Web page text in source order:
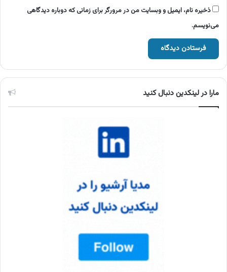
ذخیره نام، ایمیل و وبسایت من در مرورگر برای زمانی که دوباره دیدگاهی
می‌نویسم.
مارا در لینکدین دنبال کنید